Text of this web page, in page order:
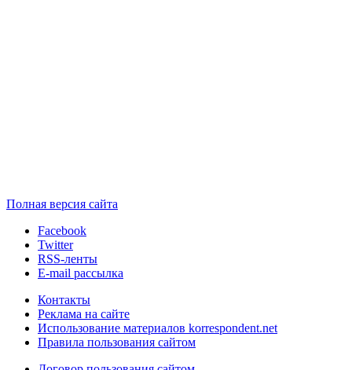
Полная версия сайта
Facebook
Twitter
RSS-ленты
E-mail рассылка
Контакты
Реклама на сайте
Использование материалов korrespondent.net
Правила пользования сайтом